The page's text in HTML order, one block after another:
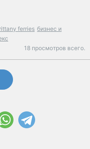
ferries бизнес и
18 просмотров всего.